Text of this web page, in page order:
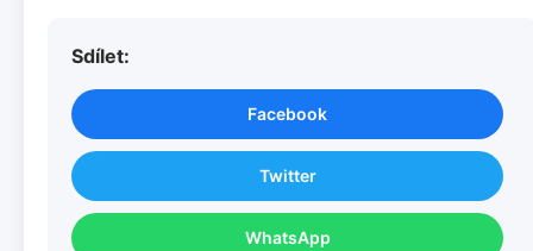
Sdílet:
Facebook
Twitter
WhatsApp